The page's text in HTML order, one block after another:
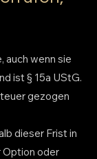
auch wenn sie
ist § 15a UStG.
gezogen
dieser Frist in
Option oder